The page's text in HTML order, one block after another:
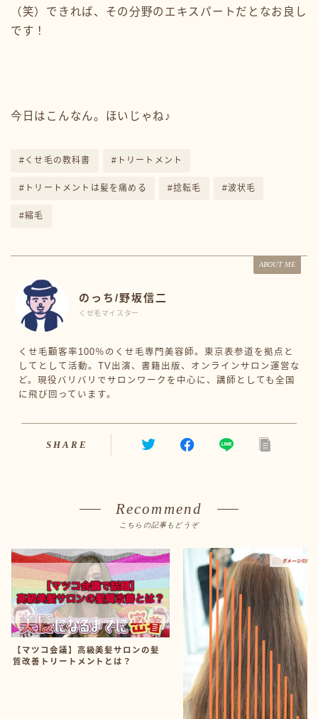
（笑）できれば、その分野のエキスパートだとなお良し
です！
今日はこんなん。ほいじゃね♪
#くせ毛の教科書 #トリートメント
#トリートメントは髪を痛める #捻転毛 #波状毛
#縮毛
ABOUT ME
のっち/野坂信二
くせ毛マイスター
くせ毛顧客率100％のくせ毛専門美容師。東京表参道を拠点と
してとして活動。TV出演、書籍出版、オンラインサロン運営な
ど。現役バリバリでサロンワークを中心に、講師としても全国
に飛び回っています。
SHARE
Recommend
こちらの記事もどうぞ
【マツコ会議】高級美髪サロンの髪
質改善トリートメントとは？